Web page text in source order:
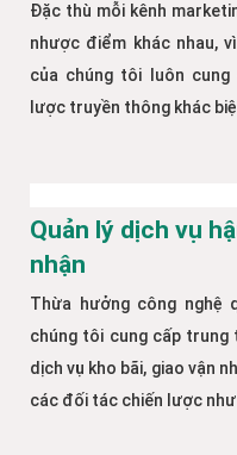
Đặc thù mỗi kênh
nhược điểm khác nhau,
của chúng tôi luôn cung
lược truyền thông khác
Quản lý dịch vụ
nhận
Thừa hưởng công nghệ
chúng tôi cung cấp
dịch vụ kho bãi, giao vận
các đối tác chiến lược như